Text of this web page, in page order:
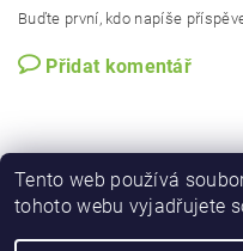
Buďte první, kdo napíše
Přidat komentář
Tento web používá
tohoto webu vyjadřujete